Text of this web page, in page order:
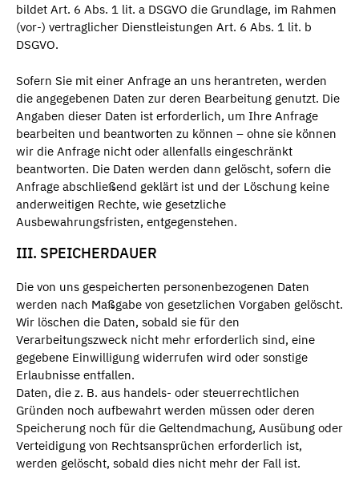
bildet Art. 6 Abs. 1 lit. a DSGVO die Grundlage, im Rahmen
(vor-) vertraglicher Dienstleistungen Art. 6 Abs. 1 lit. b
DSGVO.
Sofern Sie mit einer Anfrage an uns herantreten, werden
die angegebenen Daten zur deren Bearbeitung genutzt. Die
Angaben dieser Daten ist erforderlich, um Ihre Anfrage
bearbeiten und beantworten zu können – ohne sie können
wir die Anfrage nicht oder allenfalls eingeschränkt
beantworten. Die Daten werden dann gelöscht, sofern die
Anfrage abschließend geklärt ist und der Löschung keine
anderweitigen Rechte, wie gesetzliche
Ausbewahrungsfristen, entgegenstehen.
III. SPEICHERDAUER
Die von uns gespeicherten personenbezogenen Daten
werden nach Maßgabe von gesetzlichen Vorgaben gelöscht.
Wir löschen die Daten, sobald sie für den
Verarbeitungszweck nicht mehr erforderlich sind, eine
gegebene Einwilligung widerrufen wird oder sonstige
Erlaubnisse entfallen.
Daten, die z. B. aus handels- oder steuerrechtlichen
Gründen noch aufbewahrt werden müssen oder deren
Speicherung noch für die Geltendmachung, Ausübung oder
Verteidigung von Rechtsansprüchen erforderlich ist,
werden gelöscht, sobald dies nicht mehr der Fall ist.